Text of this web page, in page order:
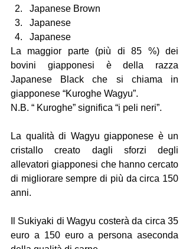
Japanese Brown
Japanese
Japanese
La maggior parte (più di 85 %) dei
bovini giapponesi è della razza
Japanese Black che si chiama in
giapponese “Kuroghe Wagyu”.
N.B. “ Kuroghe” significa “i peli neri”.
La qualità di Wagyu giapponese è un
cristallo creato dagli sforzi degli
allevatori giapponesi che hanno cercato
di migliorare sempre di più da circa 150
anni.
Il Sukiyaki di Wagyu costerà da circa 35
euro a 150 euro a persona aseconda